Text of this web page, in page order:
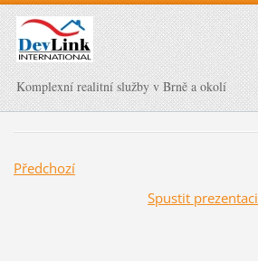
Komplexní realitní služby v Brně a okolí
Předchozí
Spustit prezentaci